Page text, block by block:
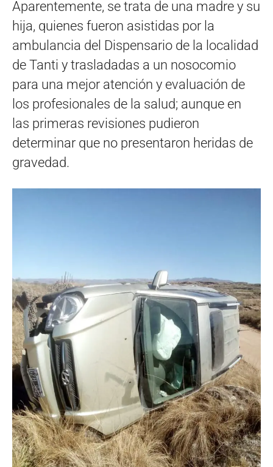
Aparentemente, se trata de una madre y su
hija, quienes fueron asistidas por la
ambulancia del Dispensario de la localidad
de Tanti y trasladadas a un nosocomio
para una mejor atención y evaluación de
los profesionales de la salud; aunque en
las primeras revisiones pudieron
determinar que no presentaron heridas de
gravedad.